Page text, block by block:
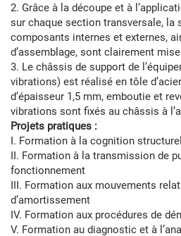
2. Grâce à la découpe et à
sur chaque section transversale, la
composants internes et externes,
d’assemblage, sont clairement
3. Le châssis de support de
vibrations) est réalisé en tôle
d’épaisseur 1,5 mm, emboutie et
vibrations sont fixés au châssis à
Projets pratiques :
I. Formation à la cognition
II. Formation à la transmission de
fonctionnement
III. Formation aux mouvements
d’amortissement
IV. Formation aux procédures de
V. Formation au diagnostic et à